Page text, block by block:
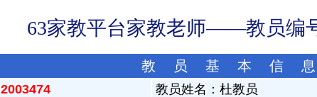
63家教平台家教老师——教员编号
教 员 基 本 信 息
2003474 教员姓名： 杜教员